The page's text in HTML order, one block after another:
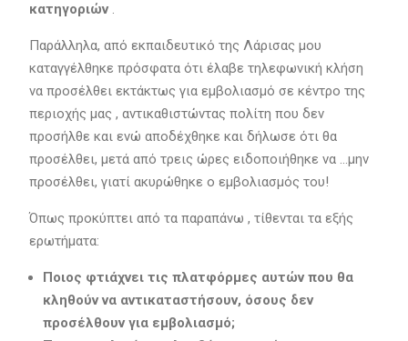
κατηγοριών.
Παράλληλα, από εκπαιδευτικό της Λάρισας μου
καταγγέλθηκε πρόσφατα ότι έλαβε τηλεφωνική κλήση
να προσέλθει εκτάκτως για εμβολιασμό σε κέντρο της
περιοχής μας , αντικαθιστώντας πολίτη που δεν
προσήλθε και ενώ αποδέχθηκε και δήλωσε ότι θα
προσέλθει, μετά από τρεις ώρες ειδοποιήθηκε να …μην
προσέλθει, γιατί ακυρώθηκε ο εμβολιασμός του!
Όπως προκύπτει από τα παραπάνω , τίθενται τα εξής
ερωτήματα:
Ποιος φτιάχνει τις πλατφόρμες αυτών που θα
κληθούν να αντικαταστήσουν, όσους δεν
προσέλθουν για εμβολιασμό;